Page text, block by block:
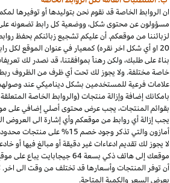
ان الروابط الخاصة قد نقوم نحن بتوليدها أو توفيرها
مسؤولون عن محتوىشكل،ووضعية كل رابط تضعونه
لزبائننا من موقعكم. أن عليكم تشجيع زبائنكم بحفظ
20او أي شكل اخر نقره) كمعيار في عنوان الموقع لكل
بناءً على طلبك، ولكن رهناً بموافقتنا، قد نصدر لك
خاصة مختلفة. ولا يجوز لك تحت أي ظرف من الظروف ربط
علامات فرعية للمستخدمين بشكل ديناميكي عند
بامكانك إضافة وإزالة منتجات (والروابط الخاصة
بقوائم المنتجات، يجب عرض محتوىأصلي إضافي على
يجب إزالة أي روابط من موقعكم وأي إشارة الى العروض
أمازون والتي تذكر وجود خصم 15% على منتجات
لا يجوز لك تقديم ادعاءاتغيردقيقةأو مبالغفيهاأو
موقعكإلىهاتفذكي بسعة جيجابايت يباععلى
أن توفر المنتجات وأسعارها قد تختلف من وقت الى
يعرض السعر والكمية المتاحة.